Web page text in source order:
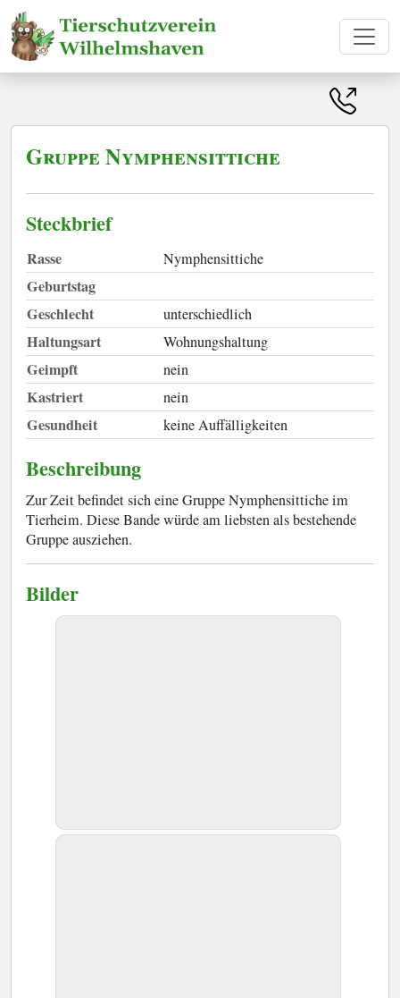
Gruppe Nymphensittiche
Steckbrief
Rasse Nymphensittiche
Geburtstag
Geschlecht
unterschiedlich
Haltungsart Wohnungshaltung
Geimpft nein
Kastriert nein
Gesundheit keine Auffälligkeiten
Beschreibung
Zur Zeit befindet sich eine Gruppe Nymphensittiche im
Tierheim. Diese Bande würde am liebsten als bestehende
Gruppe ausziehen.
Bilder